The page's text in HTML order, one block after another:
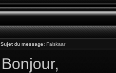
Sujet du message: Falskaar
Bonjour,